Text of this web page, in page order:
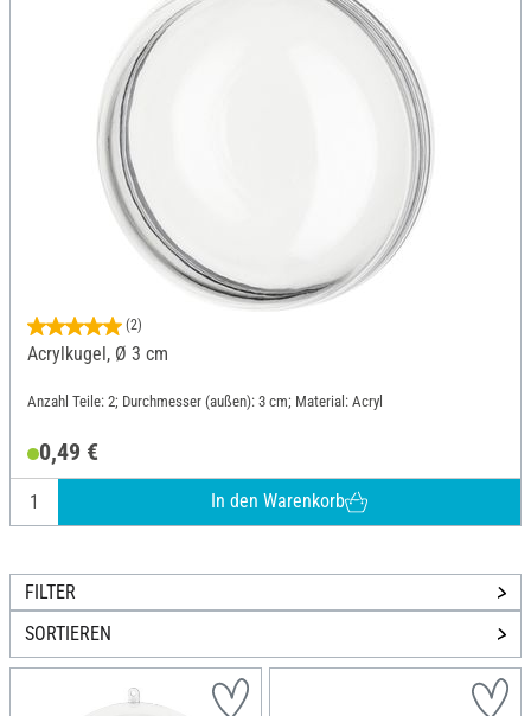
(2)
Acrylkugel, Ø 3 cm
Anzahl Teile: 2; Durchmesser (außen): 3 cm; Material: Acryl
0,49 €
In den Warenkorb
FILTER
SORTIEREN